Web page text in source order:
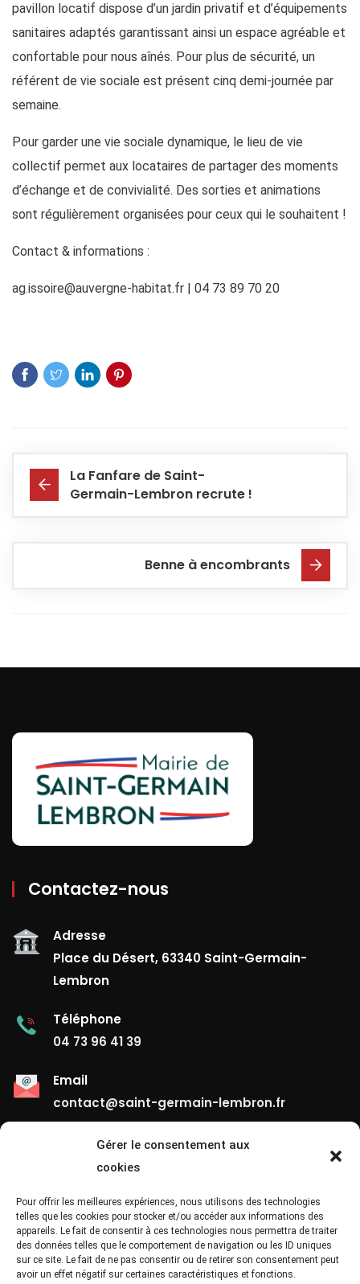
Gérer le consentement aux
cookies
Pour offrir les meilleures expériences, nous utilisons des technologies
telles que les cookies pour stocker et/ou accéder aux informations des
appareils. Le fait de consentir à ces technologies nous permettra de traiter
des données telles que le comportement de navigation ou les ID uniques
sur ce site. Le fait de ne pas consentir ou de retirer son consentement peut
avoir un effet négatif sur certaines caractéristiques et fonctions.
pavillon locatif dispose d’un jardin privatif et d’équipements
sanitaires adaptés garantissant ainsi un espace agréable et
confortable pour nous aînés. Pour plus de sécurité, un
référent de vie sociale est présent cinq demi-journée par
semaine.
Pour garder une vie sociale dynamique, le lieu de vie
collectif permet aux locataires de partager des moments
d’échange et de convivialité. Des sorties et animations
sont régulièrement organisées pour ceux qui le souhaitent !
Contact & informations :
ag.issoire@auvergne-habitat.fr | 04 73 89 70 20
La Fanfare de Saint-
Germain-Lembron recrute !
Benne à encombrants
Contactez-nous
Adresse
Place du Désert, 63340 Saint-Germain-
Lembron
Téléphone
04 73 96 41 39
Email
contact@saint-germain-lembron.fr
Liens Utiles
Contact
Mentions Légales
Confidentialité